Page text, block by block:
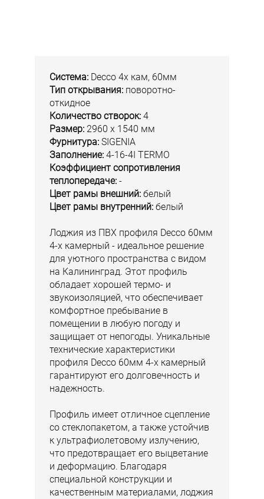
Система: Decco 4х кам, 60мм
Тип открывания: поворотно-
откидное
Количество створок: 4
Размер: 2960 х 1540 мм
Фурнитура: SIGENIA
Заполнение: 4-16-4I TERMO
Коэффициент сопротивления
теплопередаче: -
Цвет рамы внешний: белый
Цвет рамы внутренний: белый
Лоджия из ПВХ профиля Decco 60мм
4-х камерный - идеальное решение
для уютного пространства с видом
на Калининград. Этот профиль
обладает хорошей термо- и
звукоизоляцией, что обеспечивает
комфортное пребывание в
помещении в любую погоду и
защищает от непогоды. Уникальные
технические характеристики
профиля Decco 60мм 4-х камерный
гарантируют его долговечность и
надежность.
Профиль имеет отличное сцепление
со стеклопакетом, а также устойчив
к ультрафиолетовому излучению,
что предотвращает его выцветание
и деформацию. Благодаря
специальной конструкции и
качественным материалами, лоджия